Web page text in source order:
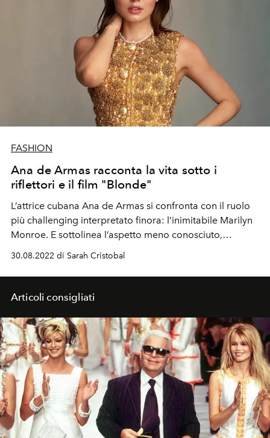
FASHION
Ana de Armas racconta la vita sotto i
riflettori e il film "Blonde"
L’attrice cubana Ana de Armas si confronta con il ruolo
più challenging interpretato finora: l’inimitabile Marilyn
Monroe. E sottolinea l’aspetto meno conosciuto,
30.08.2022 di Sarah Cristobal
Articoli consigliati